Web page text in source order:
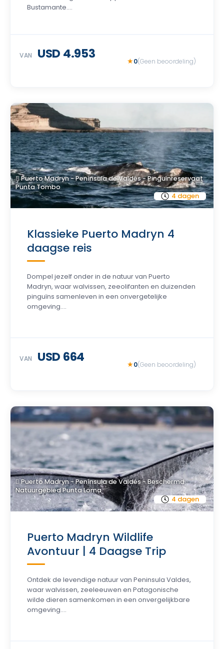
Bustamante....
VAN USD 4.953 0(Geen beoordeling)
4 dagen
Puerto Madryn - Península de Valdés - Pinguïnreservaat
Punta Tombo
Klassieke Puerto Madryn 4
daagse reis
Dompel jezelf onder in de natuur van Puerto
Madryn, waar walvissen, zeeolifanten en duizenden
pinguïns samenleven in een onvergetelijke
omgeving....
VAN USD 664 0(Geen beoordeling)
4 dagen
Puerto Madryn - Península de Valdés - Beschermd
Natuurgebied Punta Loma
Puerto Madryn Wildlife
Avontuur | 4 Daagse Trip
Ontdek de levendige natuur van Peninsula Valdes,
waar walvissen, zeeleeuwen en Patagonische
wilde dieren samenkomen in een onvergelijkbare
omgeving....